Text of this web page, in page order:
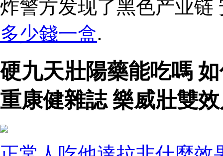
炸警方发现了黑色产业
多少錢一盒.
硬九天壯陽藥能吃嗎
重康健雜誌 樂威壯雙